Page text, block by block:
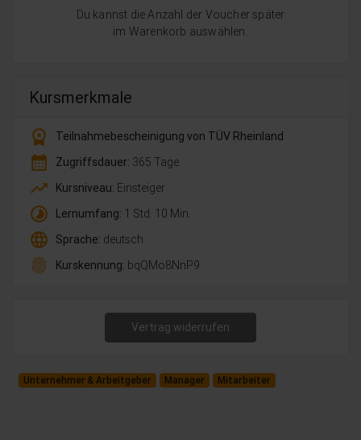
Du kannst die Anzahl der Voucher später
im Warenkorb auswählen.
Kursmerkmale
workspace_premium
Teilnahmebescheinigung von TÜV Rheinland
calendar_month Zugriffsdauer: 365 Tage
trending_up Kursniveau: Einsteiger
timelapse Lernumfang: 1 Std. 10 Min.
language Sprache: deutsch
fingerprint Kurskennung: bqQMo8NnP9
Vertrag widerrufen
Unternehmer & Arbeitgeber Manager Mitarbeiter